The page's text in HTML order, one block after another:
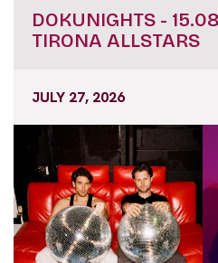
DOKUNIGHTS -
TIRONA ALLSTARS
JULY 27, 2026